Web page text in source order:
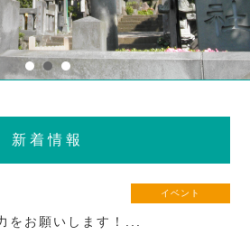
新着情報
イベント
をお願いします！...